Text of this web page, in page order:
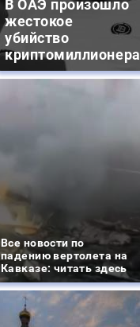
В ОАЭ произошло
жестокое
убийство
криптомиллионера
Все новости по
падению вертолета на
Кавказе: читать здесь